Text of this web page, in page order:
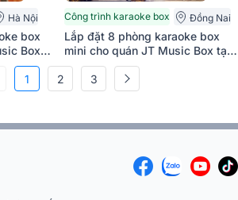
Hà Nội
box
Box
Công trình karaoke box Đồng Nai
Lắp đặt 8 phòng karaoke box
mini cho quán JT Music Box tại
Đồng Nai (Denon DP-C10,
BKSound DKA 5500,…)
1 2 3